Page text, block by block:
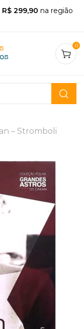
R$ 299,90 na região
0
– Stromboli